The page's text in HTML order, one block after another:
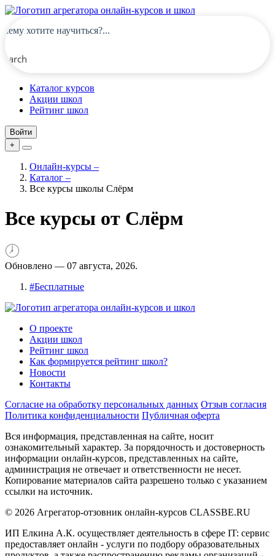
Каталог курсов
Акции школ
Рейтинг школ
Войти
+
Онлайн-курсы –
Каталог –
Все курсы школы Слёрм
Все курсы от Слёрм
Обновлено — 07 августа, 2026.
#Бесплатные
О проекте
Акции школ
Рейтинг школ
Как формируется рейтинг школ?
Новости
Контакты
Согласие на обработку персональных данных Отзыв согласия
Политика конфиденциальности Публичная оферта
Вся информация, представленная на сайте, носит
ознакомительный характер. За порядочность и достоверность
информации онлайн-курсов, представленных на сайте,
администрация не отвечает и ответственности не несет.
Копирование материалов сайта разрешено только с указанием
ссылки на источник.
© 2026 Агрегатор-отзовник онлайн-курсов CLASSBE.RU
ИП Елкина А.К. осуществляет деятельность в сфере IT: сервис
предоставляет онлайн - услуги по подбору образовательных